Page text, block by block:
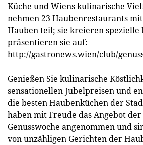
Küche und Wiens kulinarische
nehmen 23 Haubenrestaurants
Hauben teil; sie kreieren spezielle
präsentieren sie auf:
http://gastronews.wien/club/
Genießen Sie kulinarische
sensationellen Jubelpreisen und
die besten Haubenküchen der
haben mit Freude das Angebot
Genusswoche angenommen und
von unzähligen Gerichten der